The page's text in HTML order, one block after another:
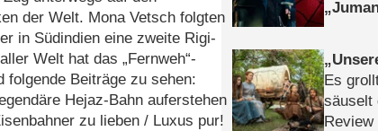
der Welt. Mona Vetsch folgten
in Südindien eine zweite Rigi-
Welt hat das „Fernweh“-
folgende Beiträge zu sehen:
Hejaz-Bahn auferstehen
zu lieben /​ Luxus pur!
Es
säuselt
Review